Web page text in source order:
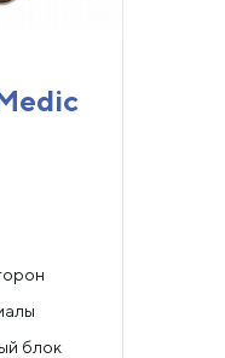
блок